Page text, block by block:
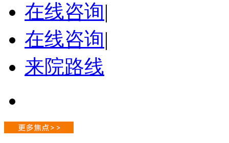
在线咨询|
在线咨询|
来院路线